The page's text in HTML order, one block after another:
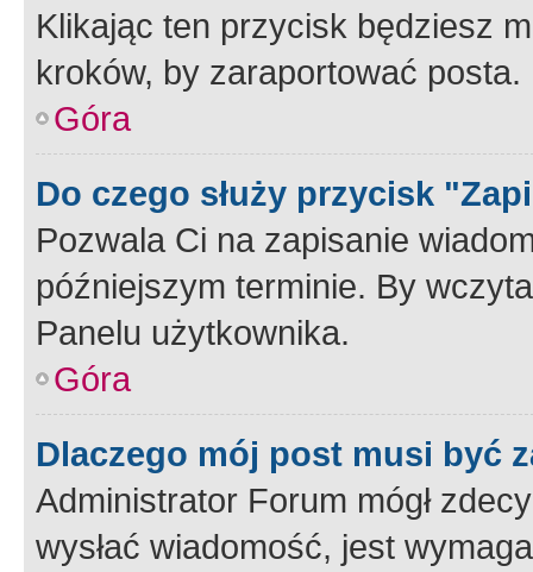
Klikając ten przycisk będziesz
kroków, by zaraportować posta.
Góra
Do czego służy przycisk
Pozwala Ci na zapisanie
późniejszym terminie. By
Panelu użytkownika.
Góra
Dlaczego mój post musi być
Administrator Forum mógł
wysłać wiadomość, jest